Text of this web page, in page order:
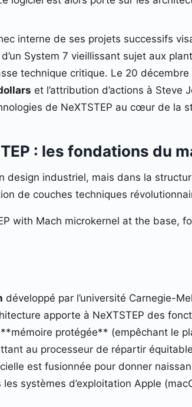
interne de ses projets successifs
System 7 vieillissant sujet aux
technique critique. Le 20
et l’attribution d’actions à
de NeXTSTEP au cœur de la
: les fondations du
design industriel, mais dans la
de couches techniques
with Mach microkernel at the base,
développé par l’université Carnegie-
apporte à NeXTSTEP des
protégée** (empêchant le
au processeur de répartir
est fusionnée pour donner
systèmes d’exploitation Apple